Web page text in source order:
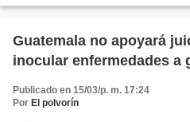
Guatemala no apoyará
inocular enfermedades a
Publicado en 15/03/p. m. 17:24
Por El polvorín